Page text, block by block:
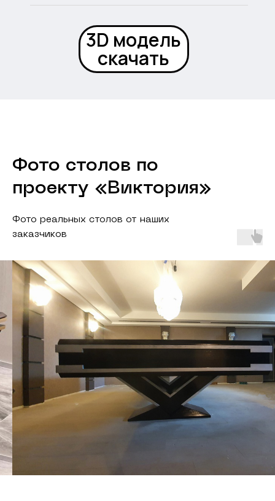
3D модель
скачать
Фото столов по
проекту «Виктория»
Фото реальных столов от наших
заказчиков